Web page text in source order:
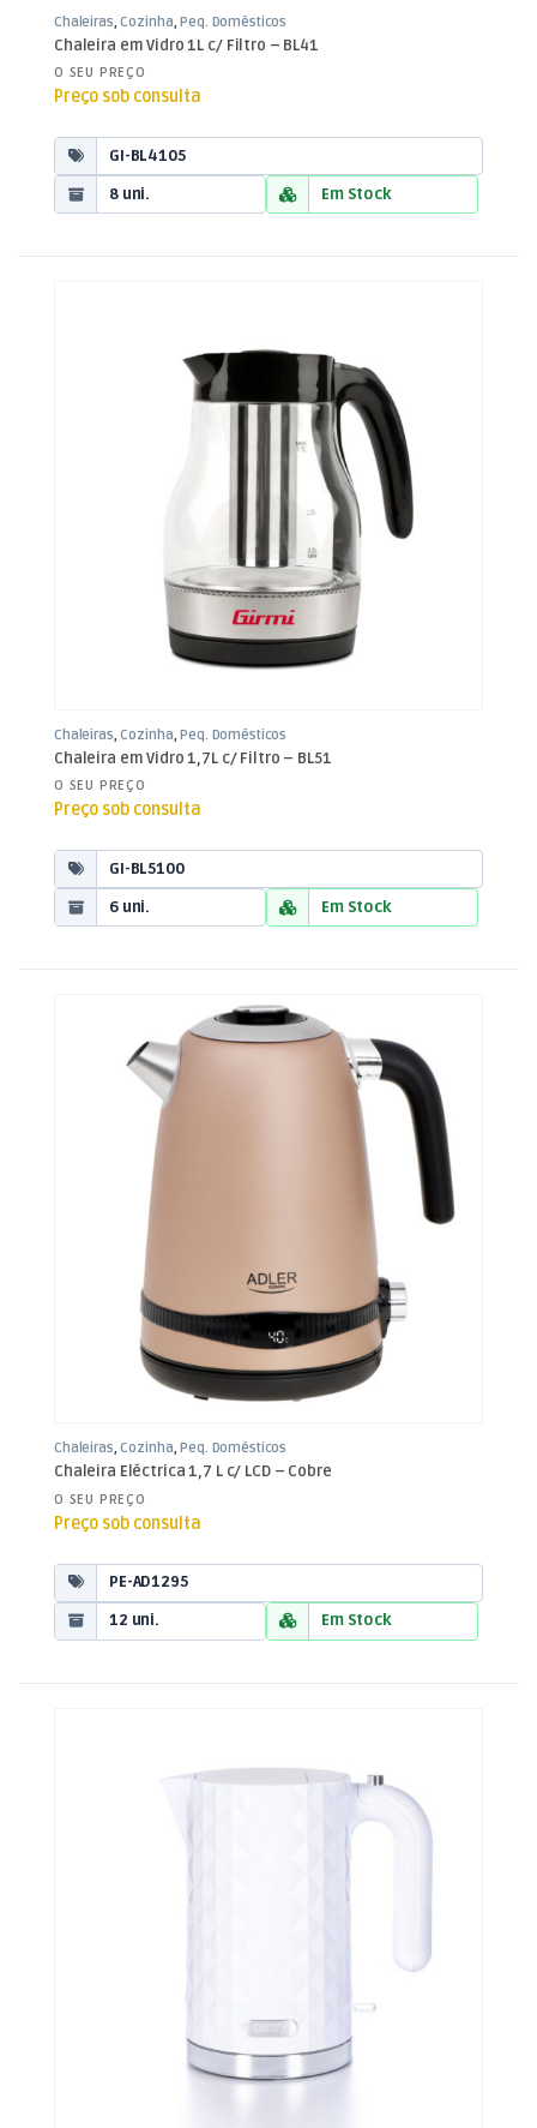
Chaleiras,Cozinha,Peq. Domésticos
Chaleira em Vidro 1L c/ Filtro – BL41
O SEU PREÇO
Preço sob consulta
GI-BL4105
8 uni.
Em Stock
Chaleiras,Cozinha, Peq. Domésticos
Chaleira em Vidro 1,7L c/ Filtro – BL51
O SEU PREÇO
Preço sob consulta
GI-BL5100
6 uni.
Em Stock
Chaleiras,Cozinha, Peq. Domésticos
Chaleira Eléctrica 1,7 L c/ LCD – Cobre
O SEU PREÇO
Preço sob consulta
PE-AD1295
12 uni.
Em Stock